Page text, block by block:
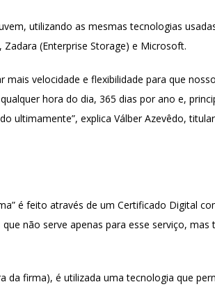
utilizando as mesmas tecnologias
Zadara (Enterprise Storage) e Microsoft.
mais velocidade e flexibilidade para que
hora do dia, 365 dias por ano e,
ultimamente”, explica Válber Azevêdo,
é feito através de um Certificado Digital
não serve apenas para esse serviço,
da firma), é utilizada uma tecnologia que